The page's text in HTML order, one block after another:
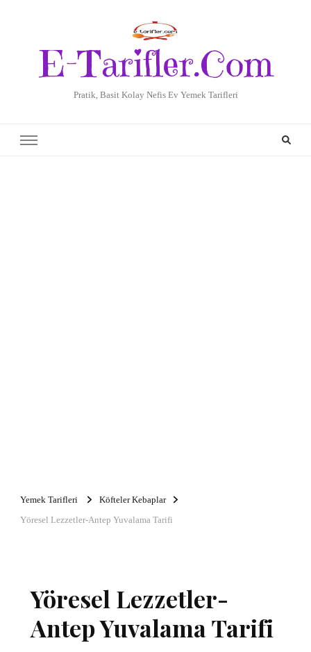
E-Tarifler.Com
Pratik, Basit Kolay Nefis Ev Yemek Tarifleri
Yemek Tarifleri
Köfteler Kebaplar
Yöresel Lezzetler-Antep Yuvalama Tarifi
Yöresel Lezzetler-
Antep Yuvalama Tarifi